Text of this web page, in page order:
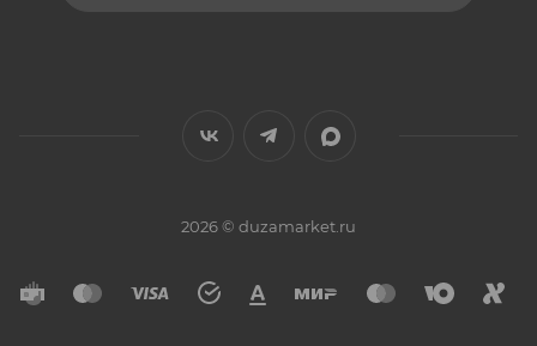
2026 © duzamarket.ru